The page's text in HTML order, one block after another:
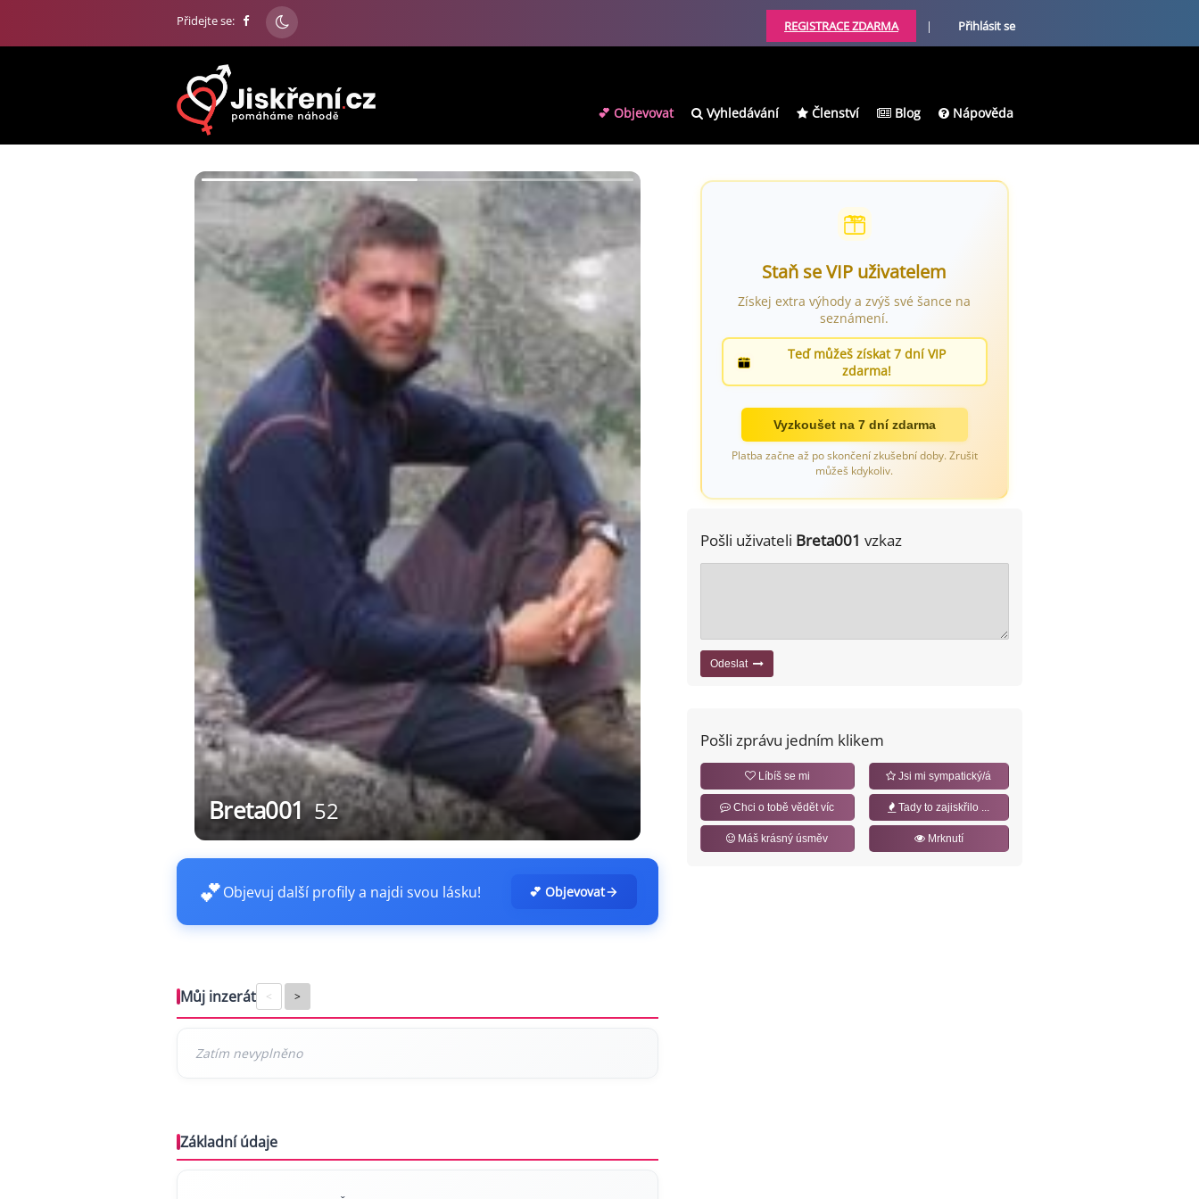
Přidejte se: REGISTRACE ZDARMA | Přihlásit se
💕 Objevovat Vyhledávání Členství Blog Nápověda
Breta001 52
💕Objevuj další profily a najdi svou lásku! 💕 Objevovat
Můj inzerát < >
Základní údaje
Staň se VIP uživatelem
Získej extra výhody a zvýš své šance na
seznámení.
Teď můžeš získat 7 dní VIP
zdarma!
Vyzkoušet na 7 dní zdarma
Platba začne až po skončení zkušební doby. Zrušit
můžeš kdykoliv.
Pošli uživateli Breta001 vzkaz
Odeslat
Pošli zprávu jedním klikem
Líbíš se mi Jsi mi sympatický/á
Chci o tobě vědět víc Tady to zajiskřilo ...
Máš krásný úsměv Mrknutí